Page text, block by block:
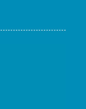
secondes